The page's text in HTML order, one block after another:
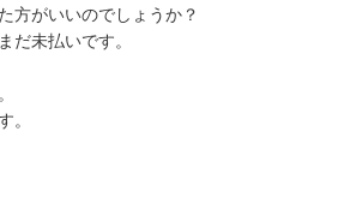
方がいいのでしょうか？
だ未払いです。
。